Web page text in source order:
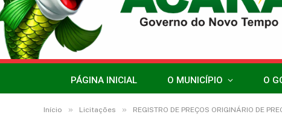
PÁGINA INICIAL O MUNICÍPIO O
Início » Licitações » REGISTRO DE PREÇOS ORIGINÁRIO DE PREGÃO ELETRÔNICO 021/2021